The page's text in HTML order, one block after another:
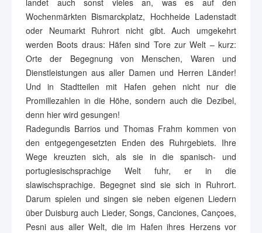
landet auch sonst vieles an, was es auf den
Wochenmärkten Bismarckplatz, Hochheide Ladenstadt
oder Neumarkt Ruhrort nicht gibt. Auch umgekehrt
werden Boots draus: Häfen sind Tore zur Welt – kurz:
Orte der Begegnung von Menschen, Waren und
Dienstleistungen aus aller Damen und Herren Länder!
Und in Stadtteilen mit Hafen gehen nicht nur die
Promillezahlen in die Höhe, sondern auch die Dezibel,
denn hier wird gesungen!
Radegundis Barrios und Thomas Frahm kommen von
den entgegengesetzten Enden des Ruhrgebiets. Ihre
Wege kreuzten sich, als sie in die spanisch- und
portugiesischsprachige Welt fuhr, er in die
slawischsprachige. Begegnet sind sie sich in Ruhrort.
Darum spielen und singen sie neben eigenen Liedern
über Duisburg auch Lieder, Songs, Canciones, Cançoes,
Pesni aus aller Welt, die im Hafen ihres Herzens vor